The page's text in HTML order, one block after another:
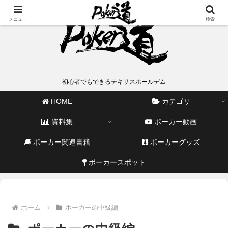
初心者でもできるテキサスホールデム
HOME カテゴリ
資料集 ポーカー動画
ポーカー関連書籍 ポーカーグッズ
ポーカースポット
ホーム ポーカーの中級編
メニュー 検索